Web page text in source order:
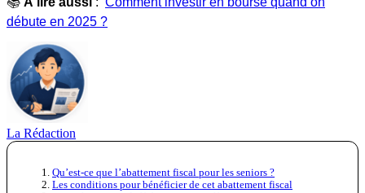
débute en 2025 ?
La Rédaction
Qu’est-ce que l’abattement fiscal pour les seniors ?
Les conditions pour bénéficier de cet abattement fiscal